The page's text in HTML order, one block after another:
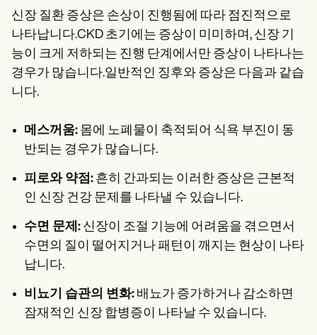
신장 질환 증상은 손상이 진행됨에 따라 점진적으로
나타납니다.CKD 초기에는 증상이 미미하며, 신장 기
능이 크게 저하되는 진행 단계에서만 증상이 나타나는
경우가 많습니다.일반적인 징후와 증상은 다음과 같습
니다.
메스꺼움: 몸에 노폐물이 축적되어 식욕 부진이 동
반되는 경우가 많습니다.
피로와 약점: 흔히 간과되는 이러한 증상은 근본적
인 신장 건강 문제를 나타낼 수 있습니다.
수면 문제: 신장이 조절 기능에 어려움을 겪으면서
수면의 질이 떨어지거나 패턴이 깨지는 현상이 나타
납니다.
비뇨기 습관의 변화: 배뇨가 증가하거나 감소하면
잠재적인 신장 합병증이 나타날 수 있습니다.